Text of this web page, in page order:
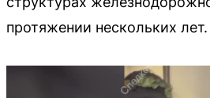
протяжении нескольких лет.